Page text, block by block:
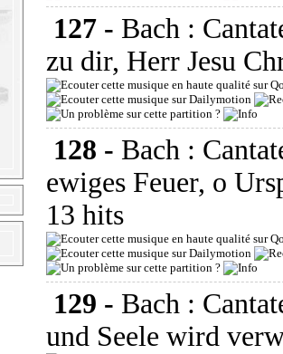
127 - Bach :
zu dir, Herr Jesu
128 - Bach :
ewiges Feuer, o
13 hits
129 - Bach :
und Seele wird